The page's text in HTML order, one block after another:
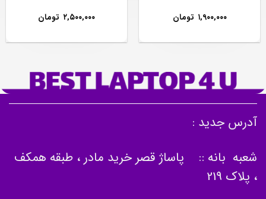
۱,۹۰۰,۰۰۰ تومان ۲,۵۰۰,۰۰۰ تومان
آدرس جدید :
شعبه بانه :: پاساژ قصر خرید مادر ، طبقه همکف
، پلاک 219